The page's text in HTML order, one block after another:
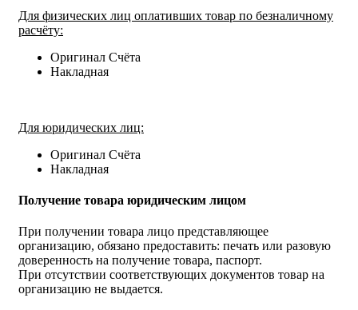
Для физических лиц оплативших товар по безналичному
расчёту:
Оригинал Счёта
Накладная
Для юридических лиц:
Оригинал Счёта
Накладная
Получение товара юридическим лицом
При получении товара лицо представляющее
организацию, обязано предоставить: печать или разовую
доверенность на получение товара, паспорт.
При отсутствии соответствующих документов товар на
организацию не выдается.